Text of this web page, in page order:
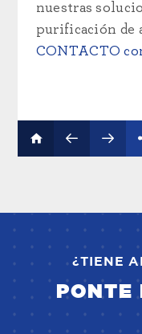
nuestras
purificación de
CONTACTO
¿TIENE
PONTE